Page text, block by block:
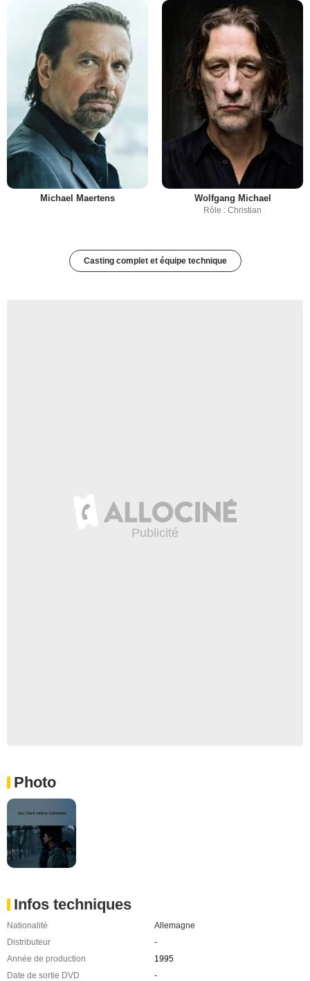
Michael Maertens Wolfgang Michael
Rôle : Christian
Casting complet et équipe technique
Photo
Infos techniques
Nationalité
Allemagne
Distributeur
-
Année de production
1995
Date de sortie DVD
-